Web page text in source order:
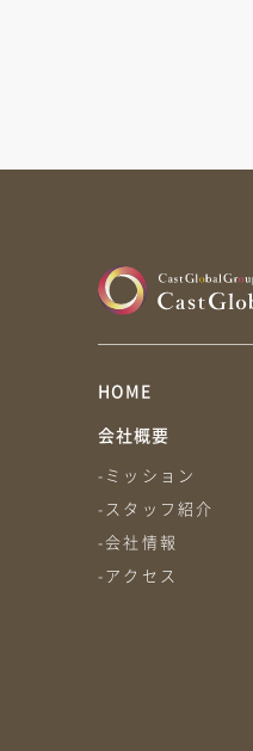
HOME
会社概要
-ミッション
-スタッフ紹介
-会社情報
-アクセス